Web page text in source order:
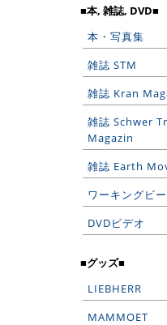
■本, 雑誌, DVD■
本・写真集
雑誌 STM
雑誌 Kran
雑誌 Schwer
Magazin
雑誌 Earth
ワーキングビ
DVDビデオ
■グッズ■
LIEBHERR
MAMMOET